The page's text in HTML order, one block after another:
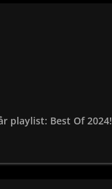
playlist: Best Of 2024!